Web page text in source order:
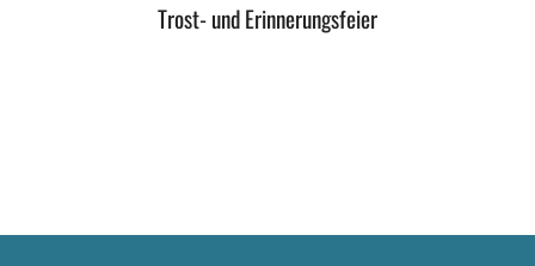
Trost- und Erinnerungsfeier